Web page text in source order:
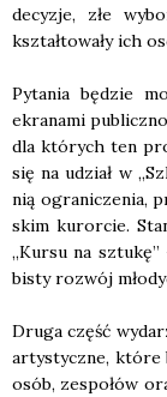
decy­zje, złe
kształ­to­wa­ły ich
Pyta­nia będzie
ekra­na­mi
dla któ­rych ten
się na udział w
nią ogra­ni­cze­nia,
skim kuror­cie.
„Kur­su na
bi­sty roz­wój
Dru­ga część
arty­stycz­ne, któ­re
osób, zespo­łów